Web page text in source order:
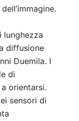
diffusione
Duemila. I
di
orientarsi.
sensori di